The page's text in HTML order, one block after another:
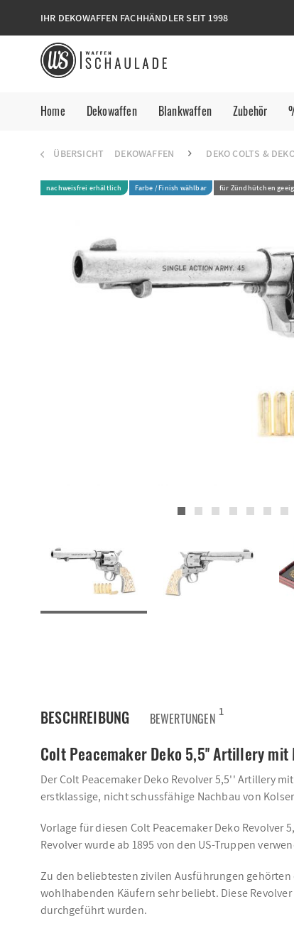
IHR DEKOWAFFEN FACHHÄNDLER SEIT 1998
Home Dekowaffen Blankwaffen Zubehör
ÜBERSICHT DEKOWAFFEN DEKO COLTS &
nachweisfrei erhältlich Farbe / Finish wählbar für Zündhütchen
BESCHREIBUNG BEWERTUNGEN 1
Colt Peacemaker Deko 5,5'' Artillery
Der Colt Peacemaker Deko Revolver 5,5'' Artillery
erstklassige, nicht schussfähige Nachbau von
Vorlage für diesen Colt Peacemaker Deko
Revolver wurde ab 1895 von den US-Truppen
Zu den beliebtesten zivilen Ausführungen
wohlhabenden Käufern sehr beliebt. Diese
durchgeführt wurden.